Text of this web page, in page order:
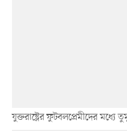
যুক্তরাষ্ট্রের ফুটবলপ্রেমীদের মধ্যে